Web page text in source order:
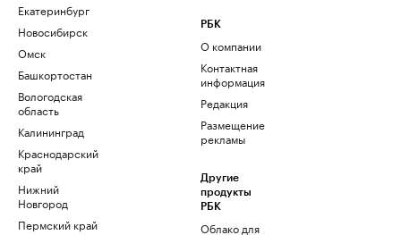
Екатеринбург
Новосибирск
Омск
Башкортостан
Вологодская
область
Калининград
Краснодарский
край
Нижний
Новгород
Пермский край
РБК
О компании
Контактная
информация
Редакция
Размещение
рекламы
Другие
продукты
РБК
Облако для